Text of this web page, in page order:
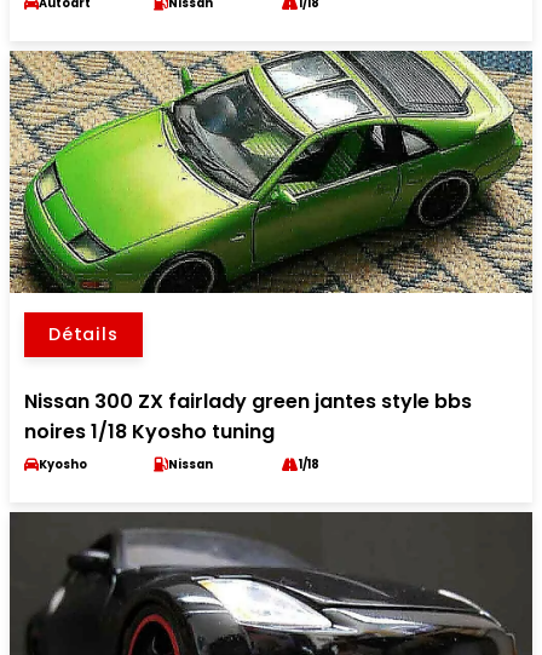
Autoart Nissan 1/18
Détails
Nissan 300 ZX fairlady green jantes style bbs
noires 1/18 Kyosho tuning
Kyosho Nissan 1/18